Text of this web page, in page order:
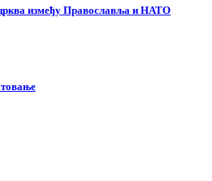
између Православља и НАТО